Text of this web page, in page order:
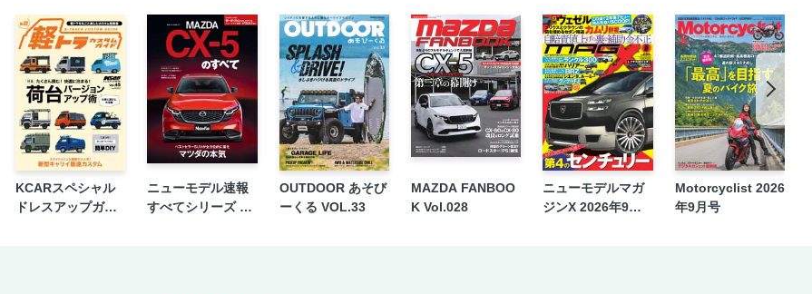
KCARスペシャル
ドレスアップガイ
ニューモデル速報
すべてシリーズ 第
OUTDOOR あそび
ーくる VOL.33
MAZDA FANBOO
K Vol.028
ニューモデルマガ
ジンX 2026年9月
Motorcyclist 2026
年9月号